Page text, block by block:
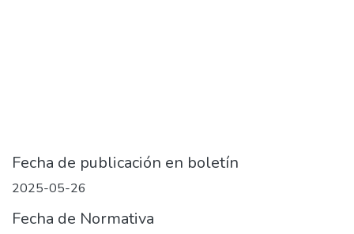
Fecha de publicación en boletín
2025-05-26
Fecha de Normativa